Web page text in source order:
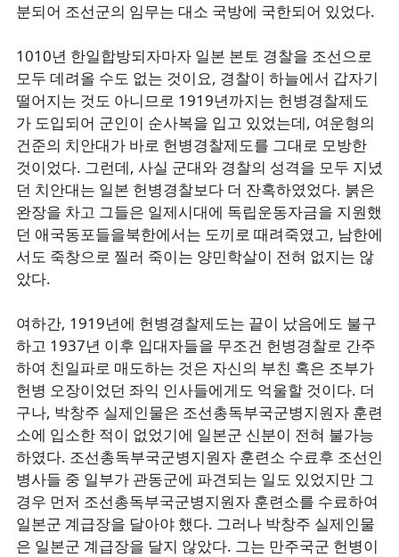
분되어 조선군의 임무는 대소 국방에 국한되어 있었다.
1010년 한일합방되자마자 일본 본토 경찰을 조선으로
모두 데려올 수도 없는 것이요, 경찰이 하늘에서 갑자기
떨어지는 것도 아니므로 1919년까지는 헌병경찰제도
가 도입되어 군인이 순사복을 입고 있었는데, 여운형의
건준의 치안대가 바로 헌병경찰제도를 그대로 모방한
것이었다. 그런데, 사실 군대와 경찰의 성격을 모두 지녔
던 치안대는 일본 헌병경찰보다 더 잔혹하였었다. 붉은
완장을 차고 그들은 일제시대에 독립운동자금을 지원했
던 애국동포들을북한에서는 도끼로 때려죽였고, 남한에
서도 죽창으로 찔러 죽이는 양민학살이 전혀 없지는 않
았다.
여하간, 1919년에 헌병경찰제도는 끝이 났음에도 불구
하고 1937년 이후 입대자들을 무조건 헌병경찰로 간주
하여 친일파로 매도하는 것은 자신의 부친 혹은 조부가
헌병 오장이었던 좌익 인사들에게도 억울할 것이다. 더
구나, 박창주 실제인물은 조선총독부국군병지원자 훈련
소에 입소한 적이 없었기에 일본군 신분이 전혀 불가능
하였다. 조선총독부국군병지원자 훈련소 수료후 조선인
병사들 중 일부가 관동군에 파견되는 일도 있었지만 그
경우 먼저 조선총독부국군병지원자 훈련소를 수료하여
일본군 계급장을 달아야 했다. 그러나 박창주 실제인물
은 일본군 계급장을 달지 않았다. 그는 만주국군 헌병이